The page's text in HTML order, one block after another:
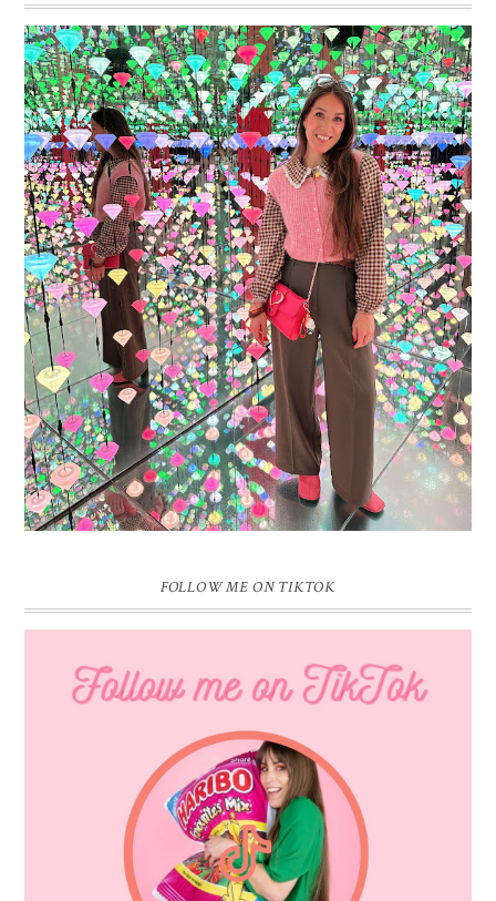
16 JAAR SPRINKLES ON A CUPCAKE
Vandaag is het weer zo’n moment waarop ik even bewust op de
pauzeknop duw, want Sprinkles on a Cupcake bestaat 16 jaar. Zestien.
Dat blijft ...
FOLLOW ME ON TIKTOK